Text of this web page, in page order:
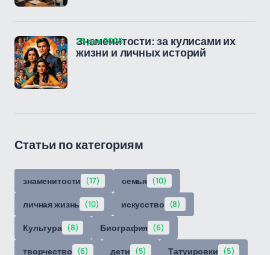
Знаменитости: за кулисами их
жизни и личных историй
25 дек 2025
Статьи по категориям
знаменитости (17) семья (10)
личная жизнь (10) искусство (8)
Культура (8) Биография (6)
творчество (6) дети (5) Татуировки (5)